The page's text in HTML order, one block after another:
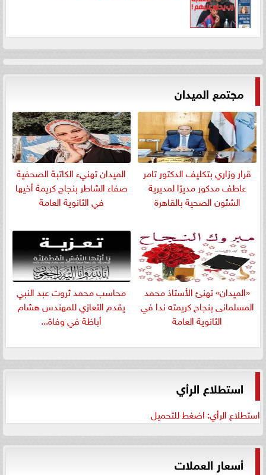
مجتمع الميدان
قرار وزاري بتكليف الدكتور تامر
عاطف مدكور مديرًا لمديرية
الشئون الصحية بالقاهرة
الميدان تهنيء الكاتبة الصحفية
صفاء الشاطر بنجاج كريمة أخيها
في الثانوية العامة
«الميدان» تهنئ الأستاذ محمد
المسلمانى بنجاح كريمته ندا في
الثانوية العامة
​محاسب محمد ثروت عبد النبي
يقدم التعازي للمهندس هشام
أباظة في وفاة...
استطلاع الرأي
استطلاع الرأي: اضغط للتحميل
أسعار العملات